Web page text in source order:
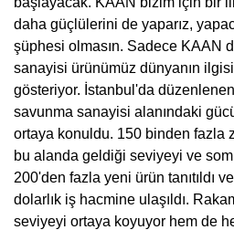
daha güçlülerini de yaparız,
şüphesi olmasın. Sadece KAAN
sanayisi ürünümüz dünyanın
gösteriyor. İstanbul'da
savunma sanayisi alanındaki
ortaya konuldu. 150 binden fazla
bu alanda geldiği seviyeyi ve
200'den fazla yeni ürün tanıtıldı
dolarlık iş hacmine ulaşıldı.
seviyeyi ortaya koyuyor hem de